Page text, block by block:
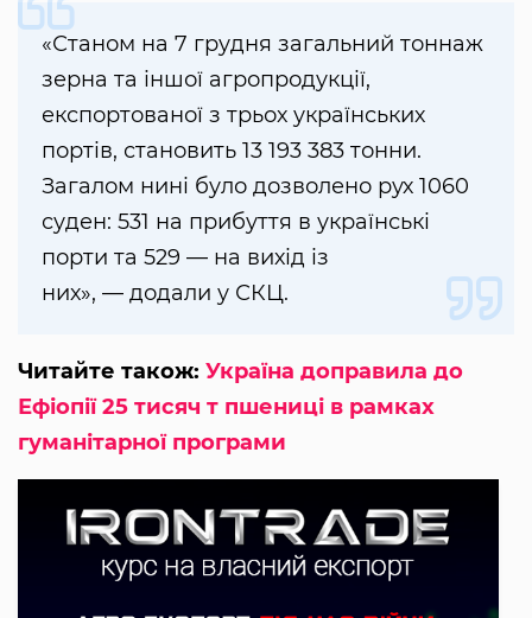
«Станом на 7 грудня загальний тоннаж
зерна та іншої агропродукції,
експортованої з трьох українських
портів, становить 13 193 383 тонни.
Загалом нині було дозволено рух 1060
суден: 531 на прибуття в українські
порти та 529 — на вихід із
них», — додали у СКЦ.
Читайте також: Україна доправила до
Ефіопії 25 тисяч т пшениці в рамках
гуманітарної програми